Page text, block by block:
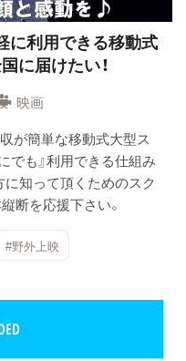
に利用できる移動式
に届けたい！
映画
が簡単な移動式大型ス
でも』利用できる仕組み
に知って頂くためのスク
断を応援下さい。
#野外上映